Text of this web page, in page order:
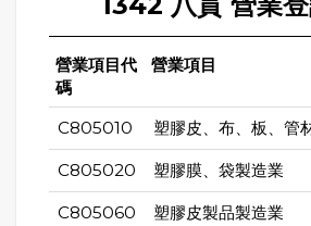
營業項目代
碼
營業項目
C805010 塑膠皮、布、板、管
C805020 塑膠膜、袋製造業
C805060 塑膠皮製品製造業